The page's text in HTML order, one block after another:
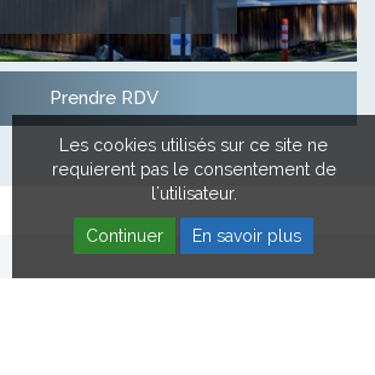
Prendre RDV
Les cookies utilisés sur ce site ne
requierent pas le consentement de
l'utilisateur.
Continuer En savoir plus